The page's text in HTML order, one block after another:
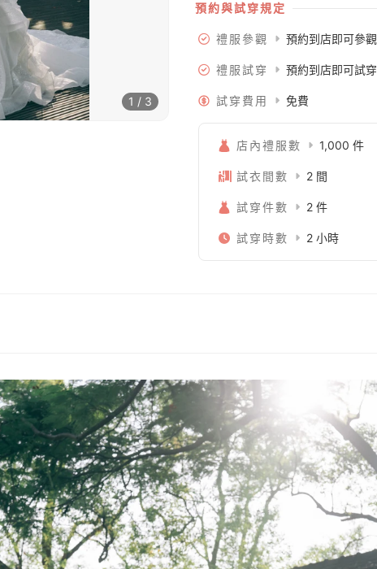
1 / 3
預約與試穿規定
禮服參觀 預約到店即可參觀
禮服試穿 預約到店即可試穿
試穿費用 免費
店內禮服數 1,000 件
試衣間數 2 間
試穿件數 2 件
試穿時數 2 小時